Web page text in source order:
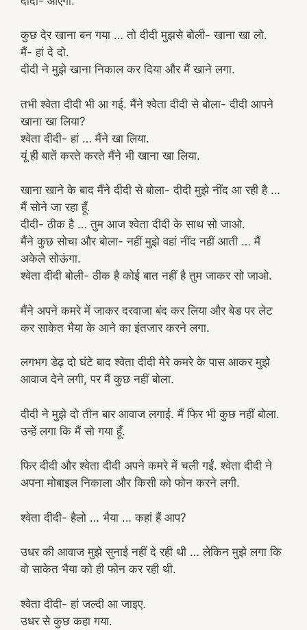
कुछ देर खाना बन गया … तो दीदी मुझसे बोली- खाना खा लो.
मैं- हां दे दो.
दीदी ने मुझे खाना निकाल कर दिया और मैं खाने लगा.
तभी श्वेता दीदी भी आ गई. मैंने श्वेता दीदी से बोला- दीदी आपने
खाना खा लिया?
श्वेता दीदी- हां … मैंने खा लिया.
यूं ही बातें करते करते मैंने भी खाना खा लिया.
खाना खाने के बाद मैंने दीदी से बोला- दीदी मुझे नींद आ रही है …
मैं सोने जा रहा हूँ.
दीदी- ठीक है … तुम आज श्वेता दीदी के साथ सो जाओ.
मैंने कुछ सोचा और बोला- नहीं मुझे वहां नींद नहीं आती … मैं
अकेले सोऊंगा.
श्वेता दीदी बोली- ठीक है कोई बात नहीं है तुम जाकर सो जाओ.
मैंने अपने कमरे में जाकर दरवाजा बंद कर लिया और बेड पर लेट
कर साकेत भैया के आने का इंतजार करने लगा.
लगभग डेढ़ दो घंटे बाद श्वेता दीदी मेरे कमरे के पास आकर मुझे
आवाज देने लगी, पर मैं कुछ नहीं बोला.
दीदी ने मुझे दो तीन बार आवाज लगाई. मैं फिर भी कुछ नहीं बोला.
उन्हें लगा कि मैं सो गया हूँ.
फिर दीदी और श्वेता दीदी अपने कमरे में चली गईं. श्वेता दीदी ने
अपना मोबाइल निकाला और किसी को फोन करने लगी.
श्वेता दीदी- हैलो … भैया … कहां हैं आप?
उधर की आवाज मुझे सुनाई नहीं दे रही थी … लेकिन मुझे लगा कि
वो साकेत भैया को ही फोन कर रही थी.
श्वेता दीदी- हां जल्दी आ जाइए.
उधर से कुछ कहा गया.